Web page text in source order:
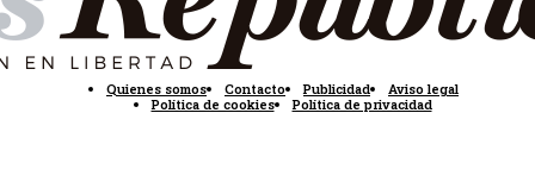
Quienes somos Contacto Publicidad
Aviso legal
Política de cookies
Política de privacidad